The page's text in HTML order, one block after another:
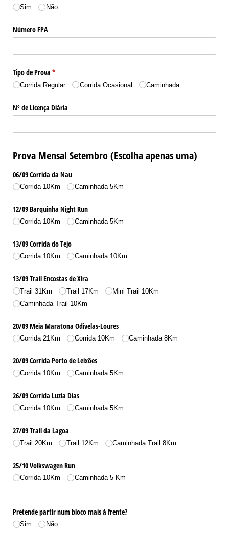
Sim Não
Número FPA
Tipo de Prova *
(obrigatório)
Corrida Regular Corrida Ocasional Caminhada
Nº de Licença Diária
Prova Mensal Setembro (Escolha apenas uma)
06/​09 Corrida da Nau
Corrida 10Km Caminhada 5Km
12/​09 Barquinha Night Run
Corrida 10Km Caminhada 5Km
13/​09 Corrida do Tejo
Corrida 10Km Caminhada 10Km
13/​09 Trail Encostas de Xira
Trail 31Km Trail 17Km
Mini Trail 10Km
Caminhada Trail 10Km
20/​09 Meia Maratona Odivelas-Loures
Corrida 21Km Corrida 10Km Caminhada 8Km
20/​09 Corrida Porto de Leixões
Corrida 10Km Caminhada 5Km
26/​09 Corrida Luzia Dias
Corrida 10Km Caminhada 5Km
27/​09 Trail da Lagoa
Trail 20Km Trail 12Km Caminhada Trail 8Km
25/​10 Volkswagen Run
Corrida 10Km Caminhada 5 Km
Pretende partir num bloco mais à frente?
Sim Não